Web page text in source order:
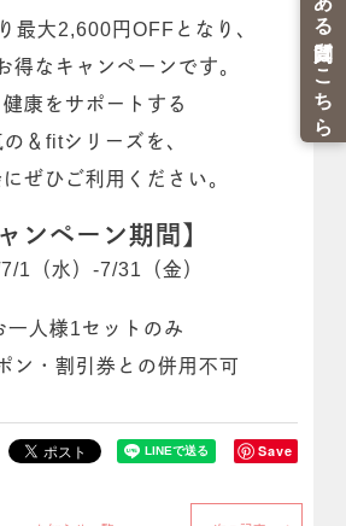
最大2,600円OFFとなり、
得なキャンペーンです。
康をサポートする
の＆fitシリーズを、
ぜひご利用ください。
ンペーン期間】
1（水）-7/31（金）
人様1セットのみ
ン・割引券との併用不可
Save